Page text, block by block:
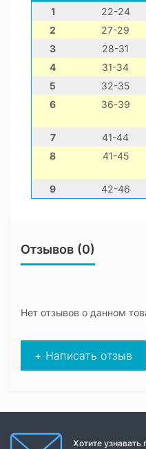
1 22-24
2
27-29
3
28-31
4
31-34
5
32-35
6
36-39
7 41-44
8
41-45
9 42-46
Отзывов (0)
Нет отзывов о данном
+ Написать отзыв
Хотите